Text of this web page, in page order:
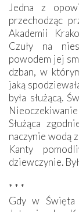
Jedna z
przechodząc
Akademii
Czuły na
powodem jej
dzban, w
jaką
była służącą.
Służąca
naczynie wodą
Kanty
dziewczynie.
* * *
Gdy w Święta